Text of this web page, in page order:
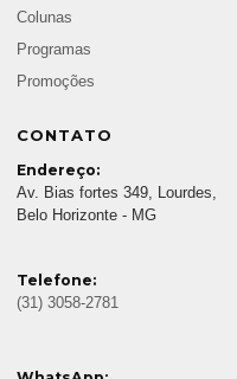
Colunas
Programas
Promoções
CONTATO
Endereço:
Av. Bias fortes 349, Lourdes,
Belo Horizonte - MG
Telefone:
(31) 3058-2781